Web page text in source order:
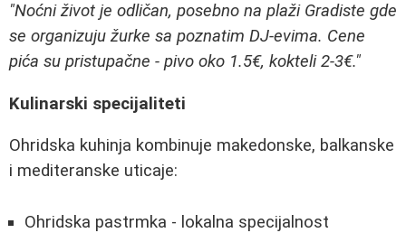
"Noćni život je odličan, posebno na plaži Gradiste gde
se organizuju žurke sa poznatim DJ-evima. Cene
pića su pristupačne - pivo oko 1.5€, kokteli 2-3€."
Kulinarski specijaliteti
Ohridska kuhinja kombinuje makedonske, balkanske
i mediteranske uticaje:
Ohridska pastrmka - lokalna specijalnost